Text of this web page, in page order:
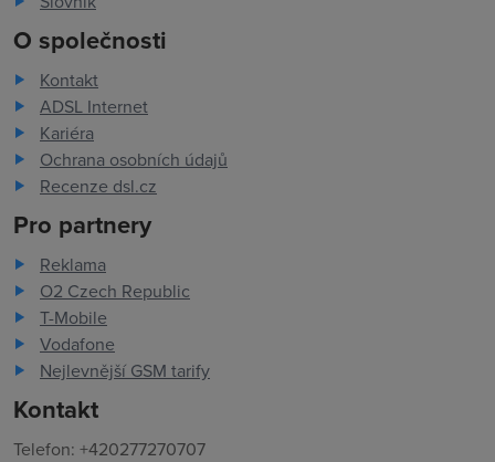
O společnosti
Kontakt
ADSL Internet
Kariéra
Ochrana osobních údajů
Recenze dsl.cz
Pro partnery
Reklama
O2 Czech Republic
T-Mobile
Vodafone
Nejlevnější GSM tarify
Kontakt
Telefon: +420277270707